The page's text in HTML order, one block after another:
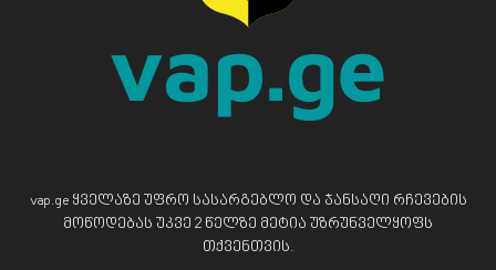
vap.ge ყველაზე უფრო სასარგებლო და ჯანსაღი რჩევების
მოწოდებას უკვე 2 წელზე მეტია უზრუნველყოფს
თქვენთვის.